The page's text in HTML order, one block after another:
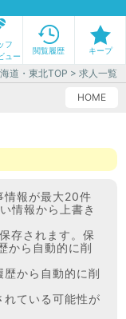
フ
ュー
閲覧履歴 キープ
道・東北TOP > 求人一覧
HOME
情報が最大20件
情報から上書き
存されます。保
から自動的に削
から自動的に削
ている可能性が